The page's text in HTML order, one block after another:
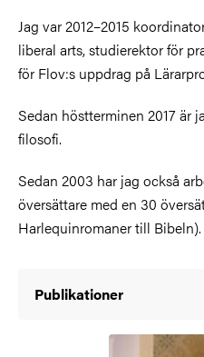
Jag var 2012–2015
liberal arts, studierektor för
för Flov:s uppdrag på
Sedan höstterminen 2017 är
filosofi.
Sedan 2003 har jag också
översättare med en 30
Harlequinromaner till Bibeln).
Publikationer